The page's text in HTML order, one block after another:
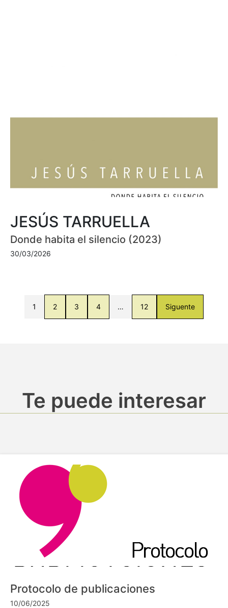
JESÚS TARRUELLA
Donde habita el silencio (2023)
30/03/2026
1 2 3 4 … 12 Siguente
Te puede interesar
Protocolo de publicaciones
10/06/2025